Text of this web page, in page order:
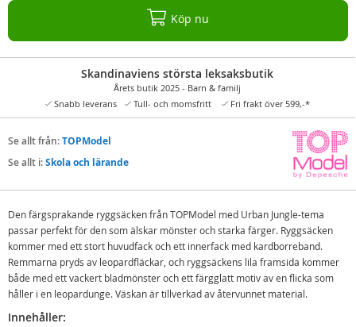
Köp nu
Skandinaviens största leksaksbutik
Årets butik 2025 - Barn & familj
Snabb leverans
Tull- och momsfritt Fri frakt över 599,-*
Se allt från:TOPModel
Se allt i:Skola och lärande
Den färgsprakande ryggsäcken från TOPModel med Urban Jungle-tema
passar perfekt för den som älskar mönster och starka färger. Ryggsäcken
kommer med ett stort huvudfack och ett innerfack med kardborreband.
Remmarna pryds av leopardfläckar, och ryggsäckens lila framsida kommer
både med ett vackert bladmönster och ett färgglatt motiv av en flicka som
håller i en leopardunge. Väskan är tillverkad av återvunnet material.
Innehåller: